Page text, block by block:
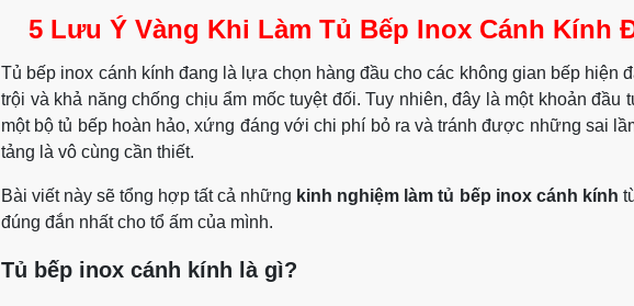
5 Lưu Ý Vàng Khi Làm Tủ Bếp Inox Cánh Kính
Tủ bếp inox cánh kính đang là lựa chọn hàng đầu cho các không gian bếp hiện
trội và khả năng chống chịu ẩm mốc tuyệt đối. Tuy nhiên, đây là một khoản
một bộ tủ bếp hoàn hảo, xứng đáng với chi phí bỏ ra và tránh được những sai
tảng là vô cùng cần thiết.
Bài viết này sẽ tổng hợp tất cả những kinh nghiệm làm tủ bếp inox cánh kính
đúng đắn nhất cho tổ ấm của mình.
Tủ bếp inox cánh kính là gì?